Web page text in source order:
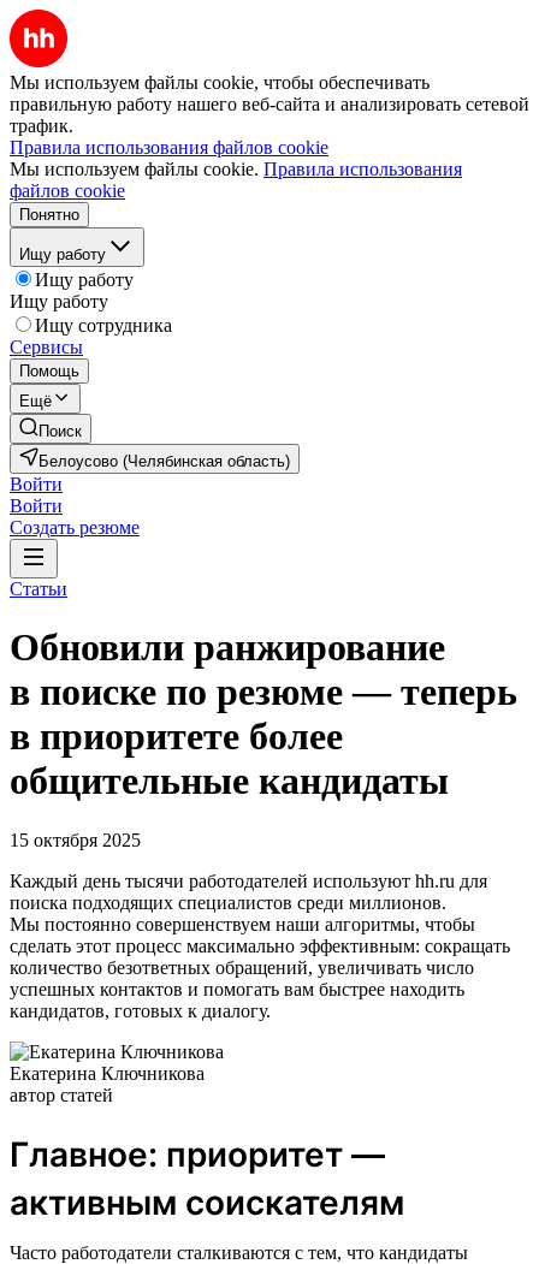
Мы используем файлы cookie, чтобы обеспечивать
правильную работу нашего веб-сайта и анализировать сетевой
трафик.
Правила использования файлов cookie
Мы используем файлы cookie. Правила использования
файлов cookie
Понятно
Ищу работу
Ищу работу
Ищу работу
Ищу сотрудника
Сервисы
Помощь
Ещё
Поиск
Белоусово (Челябинская область)
Войти
Войти
Создать резюме
Статьи
Обновили ранжирование
в поиске по резюме — теперь
в приоритете более
общительные кандидаты
15 октября 2025
Каждый день тысячи работодателей используют hh.ru для
поиска подходящих специалистов среди миллионов.
Мы постоянно совершенствуем наши алгоритмы, чтобы
сделать этот процесс максимально эффективным: сокращать
количество безответных обращений, увеличивать число
успешных контактов и помогать вам быстрее находить
кандидатов, готовых к диалогу.
Екатерина Ключникова
автор статей
Главное: приоритет —
активным соискателям
Часто работодатели сталкиваются с тем, что кандидаты